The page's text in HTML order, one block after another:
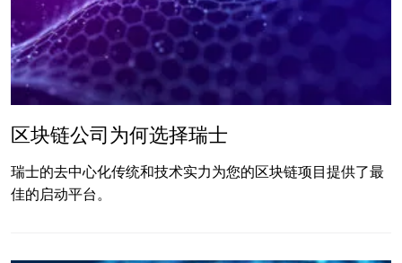
区块链公司为何选择瑞士
瑞士的去中心化传统和技术实力为您的区块链项目提供了最
佳的启动平台。